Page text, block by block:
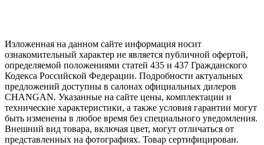
Изложенная на данном сайте информация носит
ознакомительный характер не является публичной офертой,
определяемой положениями статей 435 и 437 Гражданского
Кодекса Российской Федерации. Подробности актуальных
предложений доступны в салонах официальных дилеров
CHANGAN. Указанные на сайте цены, комплектации и
технические характеристики, а также условия гарантии могут
быть изменены в любое время без специального уведомления.
Внешний вид товара, включая цвет, могут отличаться от
представленных на фотографиях. Товар сертифицирован.